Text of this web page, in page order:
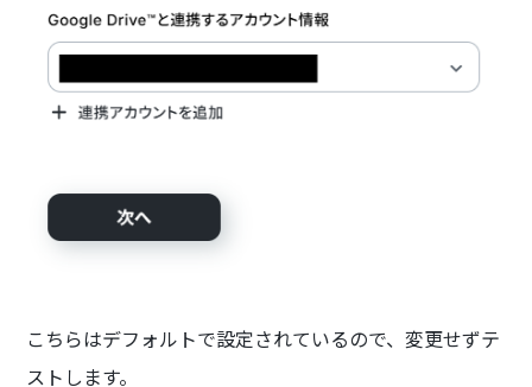
こちらはデフォルトで設定されているので、変更せずテ
ストします。